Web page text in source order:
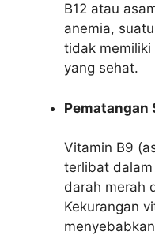
B12 atau
anemia,
tidak memiliki
yang sehat.
Pematangan
Vitamin B9
terlibat
darah merah
Kekurangan